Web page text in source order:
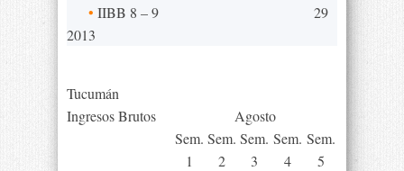
• IIBB 8 – 9
2013
29
Tucumán
Ingresos Brutos
Agosto
Sem.
1
Sem.
2
Sem.
3
Sem.
4
Sem.
5